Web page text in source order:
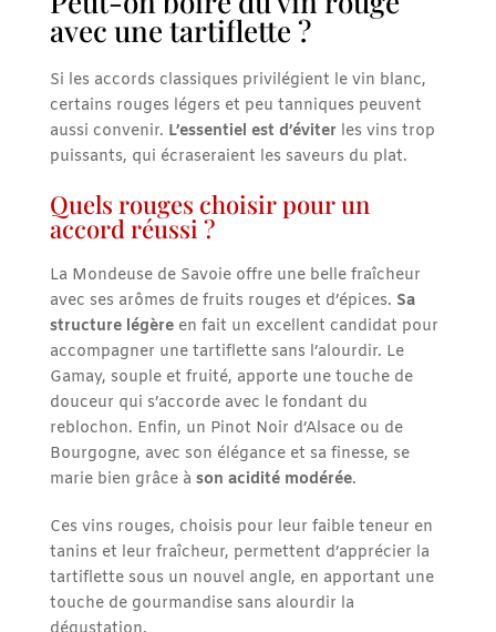
avec une tartiflette ?
Si les accords classiques privilégient le vin blanc,
certains rouges légers et peu tanniques peuvent
aussi convenir. L’essentiel est d’éviter les vins trop
puissants, qui écraseraient les saveurs du plat.
Quels rouges choisir pour un
accord réussi ?
La Mondeuse de Savoie offre une belle fraîcheur
avec ses arômes de fruits rouges et d’épices. Sa
structure légèreen fait un excellent candidat pour
accompagner une tartiflette sans l’alourdir. Le
Gamay, souple et fruité, apporte une touche de
douceur qui s’accorde avec le fondant du
reblochon. Enfin, un Pinot Noir d’Alsace ou de
Bourgogne, avec son élégance et sa finesse, se
marie bien grâce à son acidité modérée.
Ces vins rouges, choisis pour leur faible teneur en
tanins et leur fraîcheur, permettent d’apprécier la
tartiflette sous un nouvel angle, en apportant une
touche de gourmandise sans alourdir la